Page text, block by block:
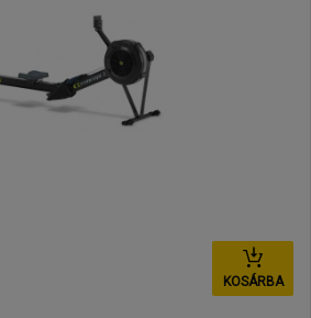
KOSÁRBA